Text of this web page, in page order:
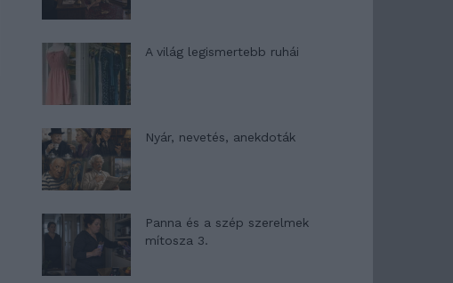
A világ legismertebb ruhái
Nyár, nevetés, anekdoták
Panna és a szép szerelmek
mítosza 3.